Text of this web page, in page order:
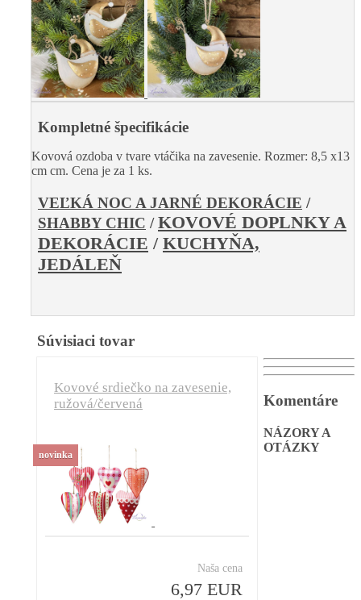
Kompletné špecifikácie
Kovová ozdoba v tvare vtáčika na zavesenie. Rozmer: 8,5 x13
cm cm. Cena je za 1 ks.
VEĽKÁ NOC A JARNÉ DEKORÁCIE /
SHABBY CHIC /KOVOVÉ DOPLNKY A
DEKORÁCIE / KUCHYŇA,
JEDÁLEŇ
Súvisiaci tovar
Kovové srdiečko na zavesenie,
ružová/červená
Naša cena
6,97 EUR
novinka
Komentáre
NÁZORY A
OTÁZKY